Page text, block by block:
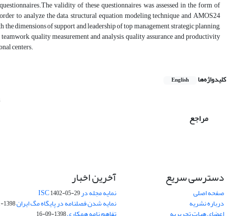
validity of these questionnaires was assessed in the form of
to analyze the data, structural equation modeling technique and AMOS24
dimensions of support and leadership of top management, strategic planning,
quality measurement and analysis, quality assurance and productivity
centers.
کلیدواژه‌ها English
مراجع
دسترسی سریع
صفحه اصلی
درباره نشریه
آخرین اخبار
نمایه مجله در ISC1402-05-29
نمایه شدن فصلنامه در پایگاه مگ ایران1398-11-09